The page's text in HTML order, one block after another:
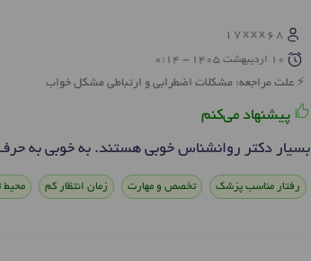
17xxx68
10 ارديبهشت 1405 - 0:14
علت مراجعه: مشکلات اضطرابی و ارتباطی مشکل خواب
پیشنهاد می‌کنم
بسیار دکتر روانشناس خوبی هستند. به خوبی به
رفتار مناسب پزشک تخصص و مهارت زمان انتظار کم محیط